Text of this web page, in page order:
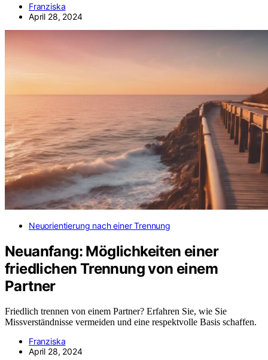
Franziska
April 28, 2024
Neuorientierung nach einer Trennung
Neuanfang: Möglichkeiten einer
friedlichen Trennung von einem
Partner
Friedlich trennen von einem Partner? Erfahren Sie, wie Sie
Missverständnisse vermeiden und eine respektvolle Basis schaffen.
Franziska
April 28, 2024